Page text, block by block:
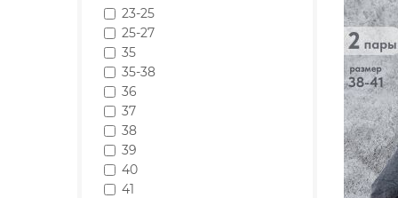
23-25
25-27
35
35-38
36
37
38
39
40
41